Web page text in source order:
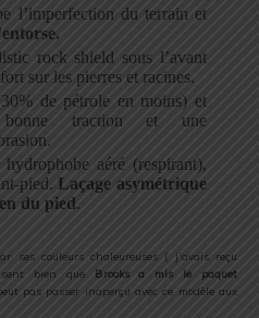
l’imperfection du terrain et
rock shield sous l’avant
sur les pierres et racines.
de pétrole en moins) et
traction et une
aéré (respirant),
pied. Laçage asymétrique
du pied.
ses couleurs chaleureuses ( j’avais reçu
bien que
Brooks a mis le paquet
pas passer inaperçu avec ce modèle aux